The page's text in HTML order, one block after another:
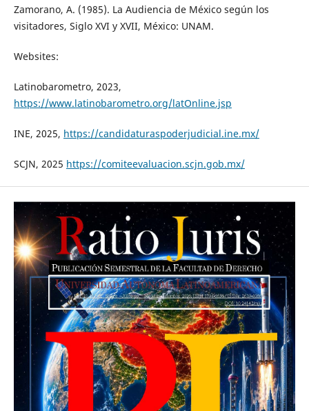
Zamorano, A. (1985). La Audiencia de México según los
visitadores, Siglo XVI y XVII, México: UNAM.
Websites:
Latinobarometro, 2023,
https://www.latinobarometro.org/latOnline.jsp
INE, 2025, https://candidaturaspoderjudicial.ine.mx/
SCJN, 2025 https://comiteevaluacion.scjn.gob.mx/